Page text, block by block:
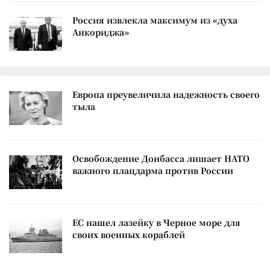
Россия извлекла максимум из «духа
Анкориджа»
Европа преувеличила надежность своего
тыла
Освобождение Донбасса лишает НАТО
важного плацдарма против России
ЕС нашел лазейку в Черное море для
своих военных кораблей